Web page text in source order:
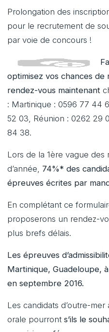
Prolongation des
pour le recrutement de
par voie de concours !
optimisez vos chances de
rendez-vous maintenant
: Martinique : 0596 77 44
52 03, Réunion : 0262 29
84 38.
Lors de la 1ère vague
d’année, 74%* des
épreuves écrites par
En complétant ce
proposerons un rendez-
plus brefs délais.
Les épreuves
Martinique, Guadeloupe,
en septembre 2016.
Les candidats d’outre-mer
orale pourront s’ils le